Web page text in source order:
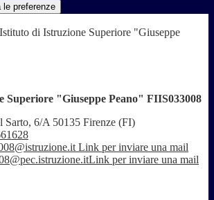
le preferenze
Istituto di Istruzione Superiore "Giuseppe
Superiore "Giuseppe Peano" FIIS033008
Sarto, 6/A 50135 Firenze (FI)
Link per inviare una mail
Link per inviare una mail